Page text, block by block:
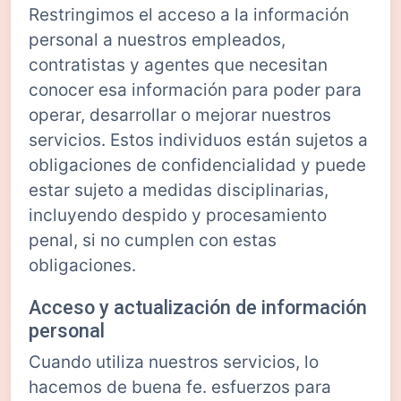
Restringimos el acceso a la información
personal a nuestros empleados,
contratistas y agentes que necesitan
conocer esa información para poder para
operar, desarrollar o mejorar nuestros
servicios. Estos individuos están sujetos a
obligaciones de confidencialidad y puede
estar sujeto a medidas disciplinarias,
incluyendo despido y procesamiento
penal, si no cumplen con estas
obligaciones.
Acceso y actualización de información
personal
Cuando utiliza nuestros servicios, lo
hacemos de buena fe. esfuerzos para